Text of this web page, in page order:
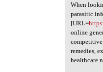
When
parasitic
[URL=
online
remedies,
healthcare